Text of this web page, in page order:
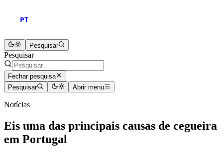
PT
Pesquisar
Pesquisar
Fechar pesquisa
Pesquisar
Abrir menu
Notícias
Eis uma das principais causas de cegueira
em Portugal